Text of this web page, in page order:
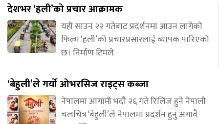
देशभर ‘हली’को प्रचार आक्रामक
यही साउन २२ गतेबाट प्रदर्शनमा आउन लागेको
फिल्म ‘हली’को प्रचारप्रसारलाई व्यापक पारिएको
छ। निर्माण टिमले
‘बेहुली’ले गर्यो ओभरसिज राइट्स कब्जा
नेपालमा आगामी भदौ २६ गते रिलिज हुने नेपाली
चलचित्र ‘बेहुली’ले नेपालमा प्रदर्शन हुनु अगावै